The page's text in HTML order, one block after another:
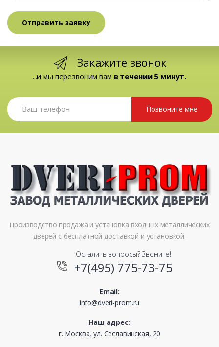
Закажите звонок
...и мы перезвоним вам в течении 5 минут.
Позвоните мне
Производство продажа и установка входных металлических
дверей с бесплатной доставкой и установкой.
Осталить вопросы? Звоните!
+7(495) 775-73-75
Email:
info@dveri-prom.ru
Наш адрес:
г. Москва, ул. Сеславинская, 20